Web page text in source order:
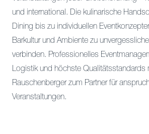
und international. Die kulinarische
Dining bis zu individuellen
Barkultur und Ambiente zu
verbinden. Professionelles
Logistik und höchste Qualitätsstandards
Rauschenberger zum Partner für
Veranstaltungen.